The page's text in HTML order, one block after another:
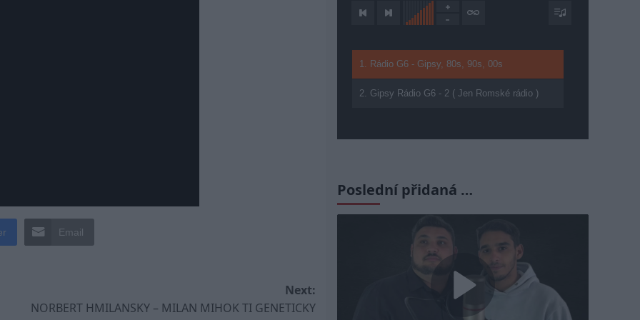
Email
Next:
NORBERT HMILANSKY – MILAN MIHOK TI GENETICKY
1. Rádio G6 - Gipsy, 80s, 90s, 00s
2. Gipsy Rádio G6 - 2 ( Jen Romské rádio )
Poslední přidaná …
Play